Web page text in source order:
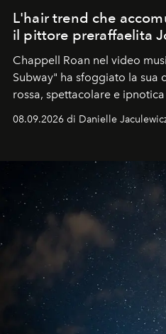
L'hair trend che
il pittore preraffaelita
Chappell Roan nel video
Subway" ha sfoggiato la sua
rossa, spettacolare e
dell'autunno?
08.09.2026 di Danielle